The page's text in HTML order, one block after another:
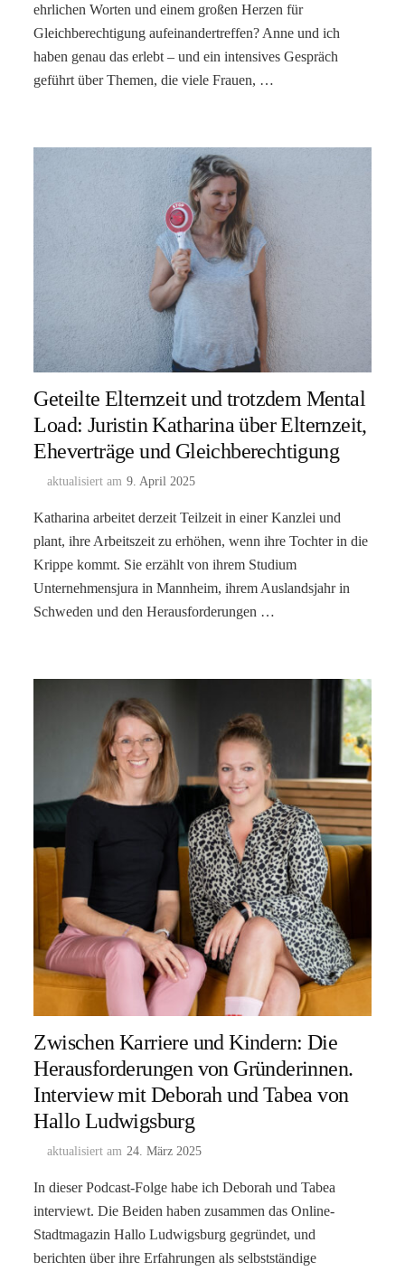
ehrlichen Worten und einem großen Herzen für
Gleichberechtigung aufeinandertreffen? Anne und ich
haben genau das erlebt – und ein intensives Gespräch
geführt über Themen, die viele Frauen, …
Geteilte Elternzeit und trotzdem Mental
Load: Juristin Katharina über Elternzeit,
Eheverträge und Gleichberechtigung
aktualisiert am 9. April 2025
Katharina arbeitet derzeit Teilzeit in einer Kanzlei und
plant, ihre Arbeitszeit zu erhöhen, wenn ihre Tochter in die
Krippe kommt. Sie erzählt von ihrem Studium
Unternehmensjura in Mannheim, ihrem Auslandsjahr in
Schweden und den Herausforderungen …
Zwischen Karriere und Kindern: Die
Herausforderungen von Gründerinnen.
Interview mit Deborah und Tabea von
Hallo Ludwigsburg
aktualisiert am 24. März 2025
In dieser Podcast-Folge habe ich Deborah und Tabea
interviewt. Die Beiden haben zusammen das Online-
Stadtmagazin Hallo Ludwigsburg gegründet, und
berichten über ihre Erfahrungen als selbstständige